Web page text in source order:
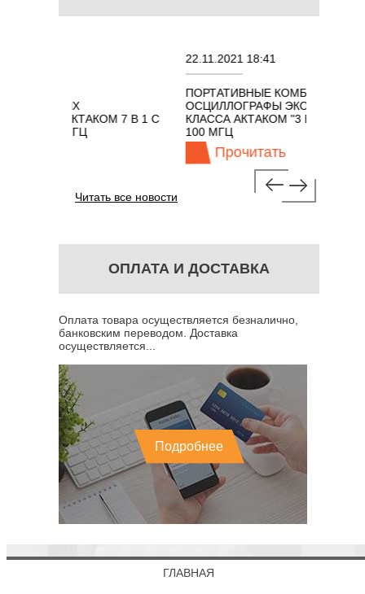
7 В 1 С
22.11.2021 18:41
ПОРТАТИВНЫЕ КОМБИНИРОВАННЫЕ
ОСЦИЛЛОГРАФЫ ЭКОНОМНОГО
КЛАССА АКТАКОМ "3 В 1" С ПОЛОСОЙ
Прочитать
Читать все новости
ОПЛАТА И ДОСТАВКА
Оплата товара осуществляется безналично,
банковским переводом. Доставка
осуществляется...
Подробнее
ГЛАВНАЯ